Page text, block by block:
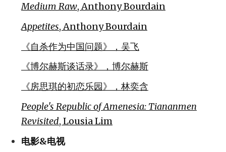
Medium Raw, Anthony Bourdain
Appetites, Anthony Bourdain
《自杀作为中国问题》，吴飞
《博尔赫斯谈话录》，博尔赫斯
《房思琪的初恋乐园》，林奕含
People's Republic of Amenesia: Tiananmen
Revisited, Lousia Lim
电影&电视